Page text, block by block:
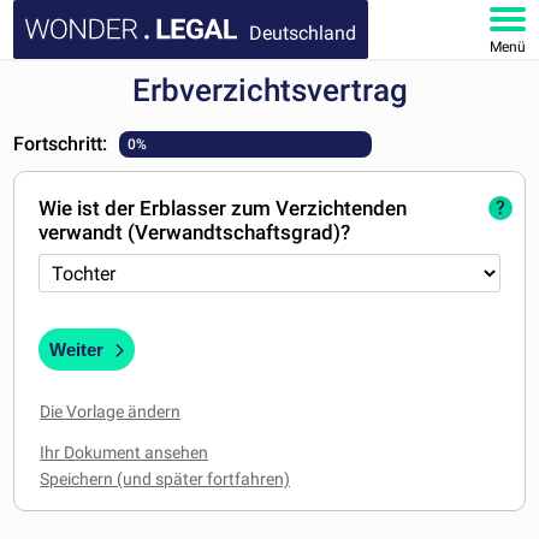
Deutschland
Menü
DOKUMENTE
FAQ
KONTAKT
MEIN KONTO
Erbverzichtsvertrag
Fortschritt: 0%
Wie ist der Erblasser zum Verzichtenden
verwandt (Verwandtschaftsgrad)?
?
Weiter
Die Vorlage ändern
Ihr Dokument ansehen